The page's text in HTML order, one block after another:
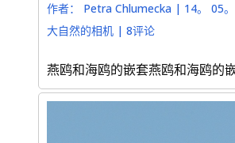
作者： Petra Chlumecka | 14。 05
大自然的相机 |8评论
燕鸥和海鸥的嵌套燕鸥和海鸥的